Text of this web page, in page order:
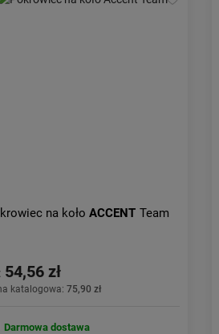
na koło ACCENT Team
54,56 zł
katalogowa: 75,90 zł
Darmowa dostawa